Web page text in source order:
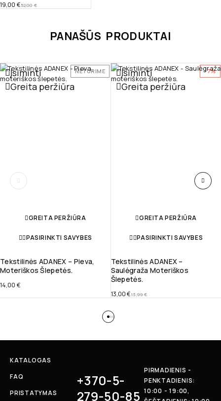
52,00€
19,00 €
PANAŠŪS PRODUKTAI
NETURIME
Įsiminti
Greita peržiūra
GREITA PERŽIŪRA
PASIRINKTI SAVYBES
Tekstilinės ADANEX – Pieva,
Moteriškos Šlepetės.
14,00 €
-7%
Įsiminti
Greita peržiūra
GREITA PERŽIŪRA
PASIRINKTI SAVYBES
Tekstilinės ADANEX –
Saulėgraža Moteriškos
Šlepetės.
13,99€
13,00€
KATALOGAS
FAQ
PRISTATYMAS
+370-5-
279-50-85
PIRMADIENIS -
PENKTADIENIS:
10:00 - 19:00,